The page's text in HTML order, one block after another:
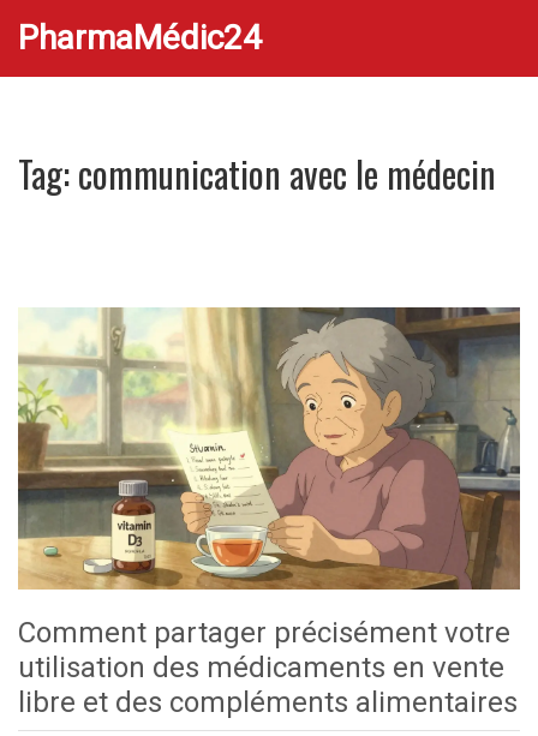
PharmaMédic24
Tag: communication avec le médecin
Comment partager précisément votre
utilisation des médicaments en vente
libre et des compléments alimentaires